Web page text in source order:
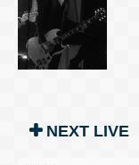
NEXT LIVE